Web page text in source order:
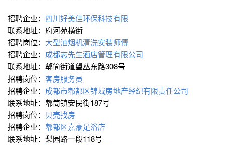
招聘企业： 四川好美佳环保科技有限
联系地址：府河苑横街
招聘岗位： 大型油烟机清洗安装师傅
招聘企业： 成都志先生酒店管理有限公司
联系地址：郫筒街道望丛东路308号
招聘岗位： 客房服务员
招聘企业： 成都市郫都区锦域房地产经纪有限责任公司
联系地址：郫筒镇安民街187号
招聘岗位： 贝壳找房
招聘企业： 郫都区嘉豪足浴店
联系地址：梨园路一段118号